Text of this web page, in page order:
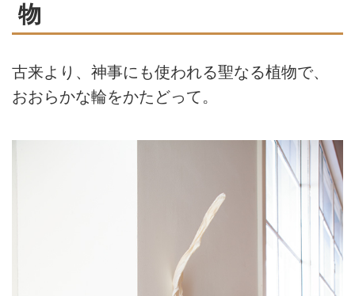
物
古来より、神事にも使われる聖なる植物で、
おおらかな輪をかたどって。